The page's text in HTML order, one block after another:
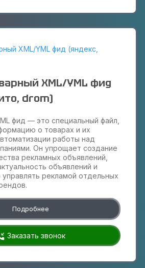
XML/YML фид
drom)
фид — это специальный файл,
о товарах и их
работы над
Он упрощает создание
рекламных объявлений,
объявлений и
управлять рекламой отдельных
Подробнее
Заказать звонок